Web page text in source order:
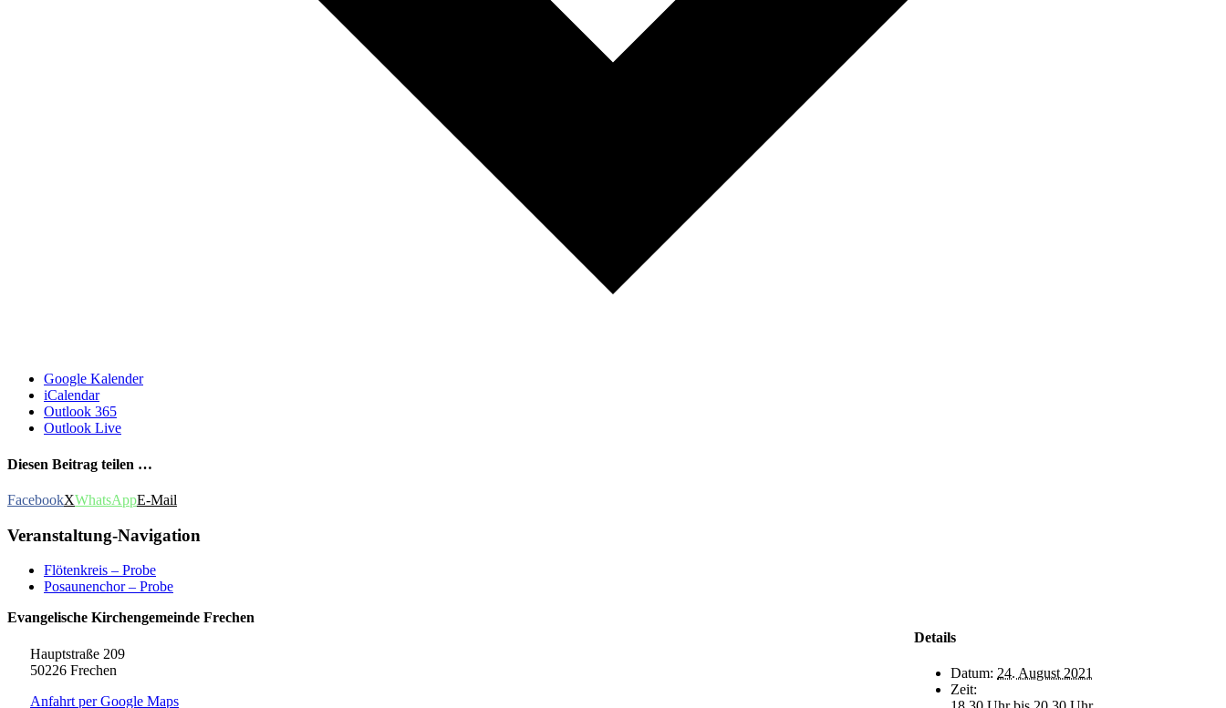
Google Kalender
iCalendar
Outlook 365
Outlook Live
Diesen Beitrag teilen …
FacebookXWhatsAppE-Mail
Veranstaltung-Navigation
Flötenkreis – Probe
Posaunenchor – Probe
Details
Datum: 24. August 2021
Zeit:
Evangelische Kirchengemeinde Frechen
Hauptstraße 209
50226 Frechen
Anfahrt per Google Maps